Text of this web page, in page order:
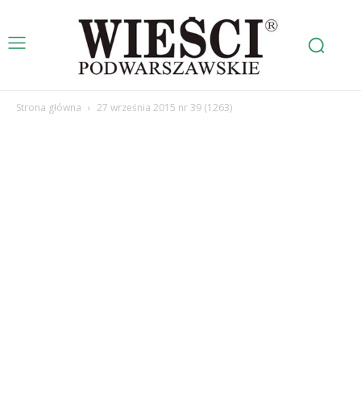
Strona główna 27 września 2015 nr 39 (1263)